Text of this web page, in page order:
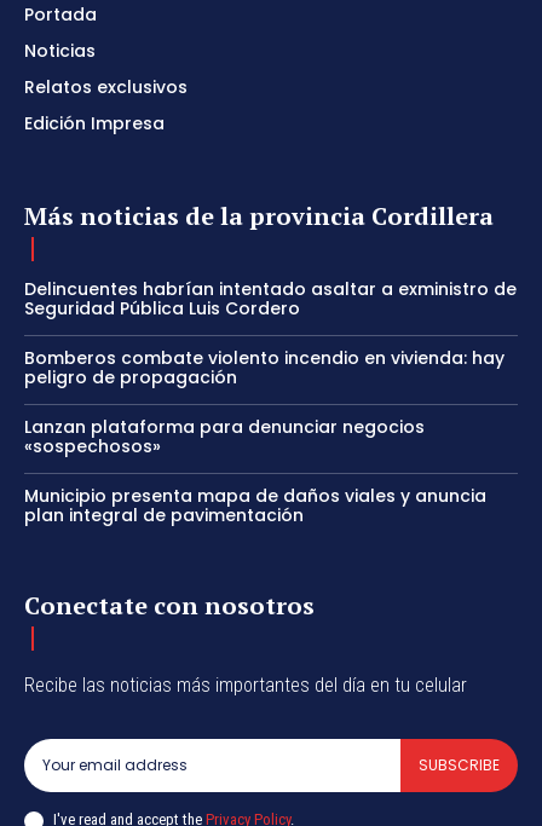
Portada
Noticias
Relatos exclusivos
Edición Impresa
Más noticias de la provincia Cordillera
Delincuentes habrían intentado asaltar a exministro de
Seguridad Pública Luis Cordero
Bomberos combate violento incendio en vivienda: hay
peligro de propagación
Lanzan plataforma para denunciar negocios
«sospechosos»
Municipio presenta mapa de daños viales y anuncia
plan integral de pavimentación
Conectate con nosotros
Recibe las noticias más importantes del día en tu celular
SUBSCRIBE
I've read and accept the Privacy Policy.